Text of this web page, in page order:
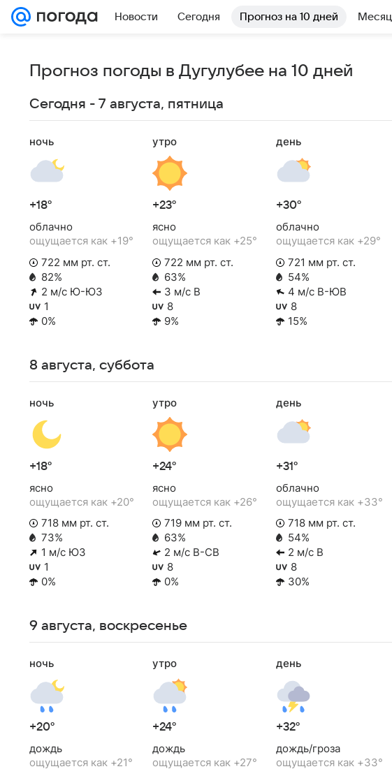
Новости Сегодня Прогноз на 10 дней Месяц
Прогноз погоды в Дугулубее на 10 дней
Сегодня - 7 августа, пятница
ночь
+18°
облачно
ощущается как +19°
722 мм рт. ст.
82%
2 м/с Ю-ЮЗ
1
0%
утро
+23°
ясно
ощущается как +25°
722 мм рт. ст.
63%
3 м/с В
8
9%
день
+30°
облачно
ощущается как +29°
721 мм рт. ст.
54%
4 м/с В-ЮВ
8
15%
8 августа, суббота
ночь
+18°
ясно
ощущается как +20°
718 мм рт. ст.
73%
1 м/с ЮЗ
1
0%
утро
+24°
ясно
ощущается как +26°
719 мм рт. ст.
63%
2 м/с В-СВ
8
0%
день
+31°
облачно
ощущается как +33°
718 мм рт. ст.
54%
2 м/с В
8
30%
9 августа, воскресенье
ночь
+20°
дождь
ощущается как +21°
утро
+24°
дождь
ощущается как +27°
день
+32°
дождь/гроза
ощущается как +33°